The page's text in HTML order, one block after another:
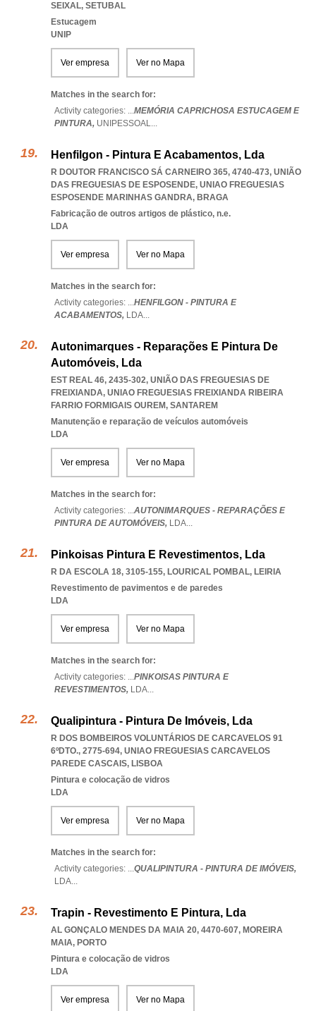
SEIXAL, SETUBAL
Estucagem
UNIP
Ver empresa Ver no Mapa
Matches in the search for:
Activity categories: ...MEMÓRIA CAPRICHOSA ESTUCAGEM E
PINTURA, UNIPESSOAL...
Henfilgon - Pintura E Acabamentos, Lda
R DOUTOR FRANCISCO SÁ CARNEIRO 365, 4740-473, UNIÃO
DAS FREGUESIAS DE ESPOSENDE, UNIAO FREGUESIAS
ESPOSENDE MARINHAS GANDRA, BRAGA
Fabricação de outros artigos de plástico, n.e.
LDA
Ver empresa Ver no Mapa
Matches in the search for:
Activity categories: ...HENFILGON - PINTURA E
ACABAMENTOS, LDA...
Autonimarques - Reparações E Pintura De
Automóveis, Lda
EST REAL 46, 2435-302, UNIÃO DAS FREGUESIAS DE
FREIXIANDA, UNIAO FREGUESIAS FREIXIANDA RIBEIRA
FARRIO FORMIGAIS OUREM, SANTAREM
Manutenção e reparação de veículos automóveis
LDA
Ver empresa Ver no Mapa
Matches in the search for:
Activity categories: ...AUTONIMARQUES - REPARAÇÕES E
PINTURA DE AUTOMÓVEIS, LDA...
Pinkoisas Pintura E Revestimentos, Lda
R DA ESCOLA 18, 3105-155, LOURICAL POMBAL, LEIRIA
Revestimento de pavimentos e de paredes
LDA
Ver empresa Ver no Mapa
Matches in the search for:
Activity categories: ...PINKOISAS PINTURA E
REVESTIMENTOS, LDA...
Qualipintura - Pintura De Imóveis, Lda
R DOS BOMBEIROS VOLUNTÁRIOS DE CARCAVELOS 91
6ºDTO., 2775-694, UNIAO FREGUESIAS CARCAVELOS
PAREDE CASCAIS, LISBOA
Pintura e colocação de vidros
LDA
Ver empresa Ver no Mapa
Matches in the search for:
Activity categories: ...QUALIPINTURA - PINTURA DE IMÓVEIS,
LDA...
Trapin - Revestimento E Pintura, Lda
AL GONÇALO MENDES DA MAIA 20, 4470-607, MOREIRA
MAIA, PORTO
Pintura e colocação de vidros
LDA
Ver empresa Ver no Mapa